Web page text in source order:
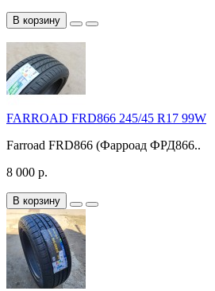
В корзину
FARROAD FRD866 245/45 R17 99W
Farroad FRD866 (Фарроад ФРД866..
8 000 р.
В корзину